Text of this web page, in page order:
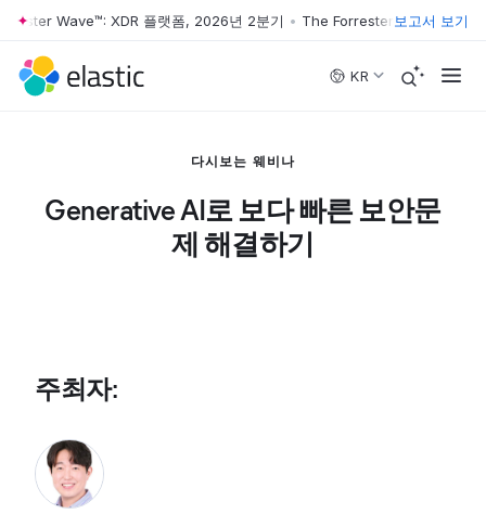
Skip to main content
Wave™: XDR 플랫폼, 2026년 2분기 • The Forrester Wave™: XDR
보고서 보기
KR
다시보는 웨비나
Generative AI로 보다 빠른 보안문
제 해결하기
주최자: